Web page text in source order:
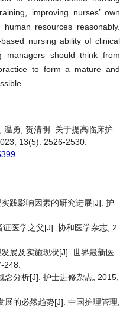
improving nurses’ own
resources reasonably.
nursing ability of clinical
managers should think from
to form a mature and
勇, 贺清明. 关于提高临床护
13(5): 2526-2530.
践影响因素的研究进展[J]. 护
医学之父[J]. 协和医学杂志, 2
展及实施现状[J]. 世界最新医
念分析[J]. 护士进修杂志, 2015,
的必然趋势[J]. 中国护理管理,